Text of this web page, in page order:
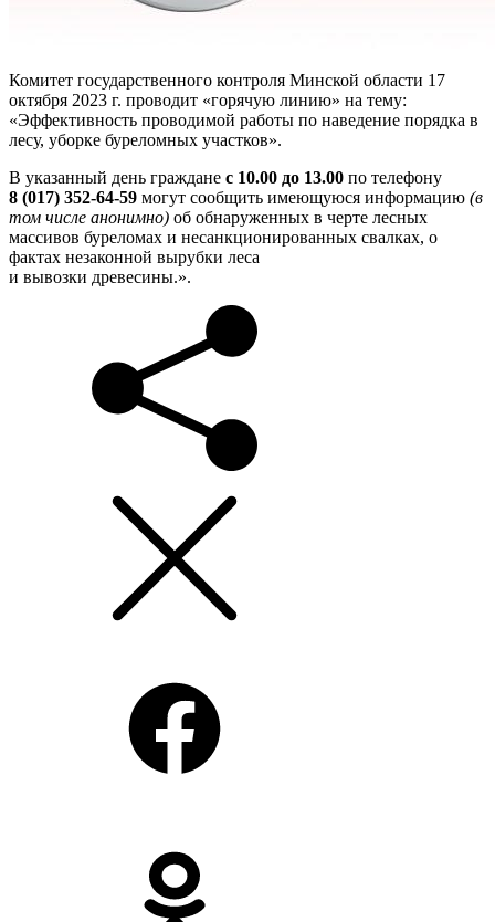
Комитет государственного контроля Минской области 17
октября 2023 г. проводит «горячую линию» на тему:
«Эффективность проводимой работы по наведение порядка в
лесу, уборке буреломных участков».
В указанный день граждане с 10.00 до 13.00 по телефону
8 (017) 352-64-59 могут сообщить имеющуюся информацию (в
том числе анонимно) об обнаруженных в черте лесных
массивов буреломах и несанкционированных свалках, о
фактах незаконной вырубки леса
и вывозки древесины.».